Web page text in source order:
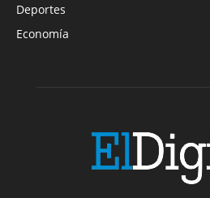
Deportes
Economía